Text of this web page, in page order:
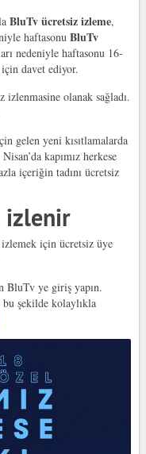
BluTv ücretsiz izleme,
haftasonu BluTv
nedeniyle haftasonu 16-
davet ediyor.
olanak sağladı.
gelen yeni kısıtlamalarda
kapımız herkese
içeriğin tadını ücretsiz
izlenir
için ücretsiz üye
BluTv ye giriş yapın.
şekilde kolaylıkla